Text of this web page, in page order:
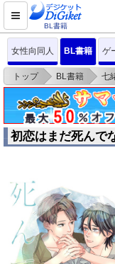
BL書籍
女性向同人 BL書籍 ゲ
トップ > BL書籍 > 七
初恋はまだ死んでない（
初恋はまだ死んで